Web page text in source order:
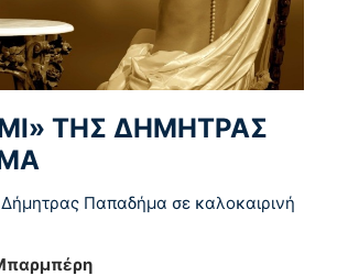
ΤΗΣ ΔΗΜΗΤΡΑΣ
Δήμητρας Παπαδήμα σε καλοκαιρινή